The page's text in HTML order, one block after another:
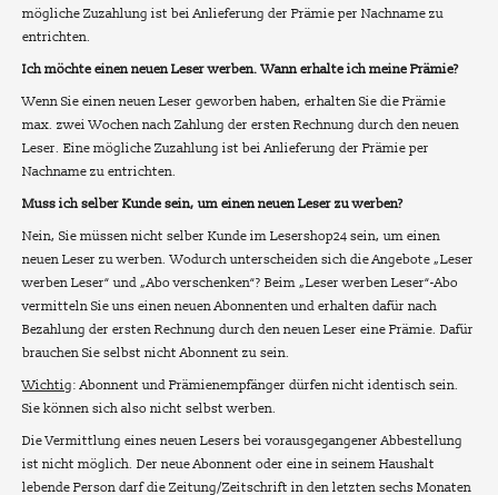
mögliche Zuzahlung ist bei Anlieferung der Prämie per Nachname zu
entrichten.
Ich möchte einen neuen Leser werben. Wann erhalte ich meine Prämie?
Wenn Sie einen neuen Leser geworben haben, erhalten Sie die Prämie
max. zwei Wochen nach Zahlung der ersten Rechnung durch den neuen
Leser. Eine mögliche Zuzahlung ist bei Anlieferung der Prämie per
Nachname zu entrichten.
Muss ich selber Kunde sein, um einen neuen Leser zu werben?
Nein, Sie müssen nicht selber Kunde im Lesershop24 sein, um einen
neuen Leser zu werben. Wodurch unterscheiden sich die Angebote „Leser
werben Leser“ und „Abo verschenken“? Beim „Leser werben Leser“-Abo
vermitteln Sie uns einen neuen Abonnenten und erhalten dafür nach
Bezahlung der ersten Rechnung durch den neuen Leser eine Prämie. Dafür
brauchen Sie selbst nicht Abonnent zu sein.
Wichtig: Abonnent und Prämienempfänger dürfen nicht identisch sein.
Sie können sich also nicht selbst werben.
Die Vermittlung eines neuen Lesers bei vorausgegangener Abbestellung
ist nicht möglich. Der neue Abonnent oder eine in seinem Haushalt
lebende Person darf die Zeitung/Zeitschrift in den letzten sechs Monaten